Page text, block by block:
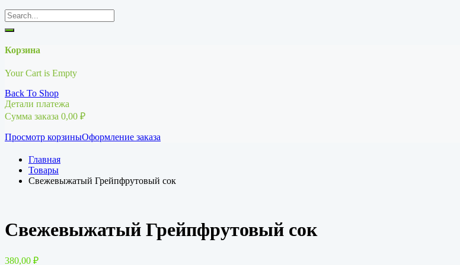
Корзина
Your Cart is Empty
Back To Shop
Детали платежа
Сумма заказа 0,00 ₽
Просмотр корзиныОформление заказа
Главная
Товары
Свежевыжатый Грейпфрутовый сок
Свежевыжатый Грейпфрутовый сок
380,00 ₽